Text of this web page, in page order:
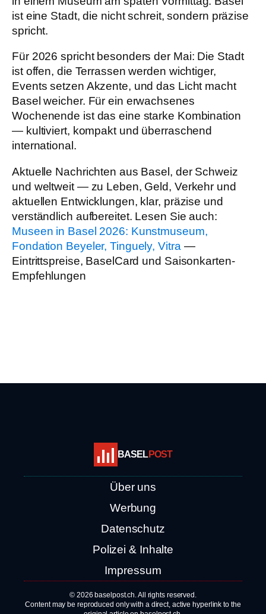
ist eine Stadt, die nicht schreit, sondern präzise
spricht.
Für 2026 spricht besonders der Mai: Die Stadt
ist offen, die Terrassen werden wichtiger,
Events setzen Akzente, und das Licht macht
Basel weicher. Für ein erwachsenes
Wochenende ist das eine starke Kombination
— kultiviert, kompakt und überraschend
international.
Aktuelle Nachrichten aus Basel, der Schweiz
und weltweit — zu Leben, Geld, Verkehr und
aktuellen Entwicklungen, klar, präzise und
verständlich aufbereitet. Lesen Sie auch:
Museen in Basel 2026: Kunstmuseum,
Fondation Beyeler, Tinguely, Vitra —
Eintrittspreise, BaselCard und Saisonkarten-
Empfehlungen
BASELPOST
Über uns
Werbung
Datenschutz
Polizei & Inhalte
Impressum
© 2026 baselpost.ch. All rights reserved.
Content may be reproduced only with a direct, active hyperlink to the